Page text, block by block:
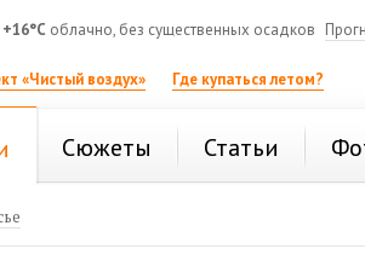
+16°C облачно, без существенных осадков
«Чистый воздух» Где купаться летом?
Сюжеты Статьи